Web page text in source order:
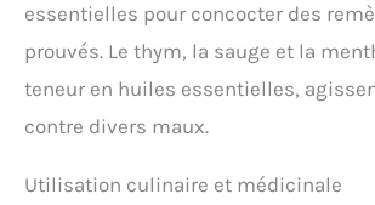
essentielles pour concocter des
prouvés. Le thym, la sauge et la
teneur en huiles essentielles,
contre divers maux.
Utilisation culinaire et médicinale